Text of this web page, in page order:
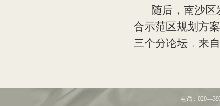
随后，南沙区
合示范区规划方
三个分论坛，来
电话：